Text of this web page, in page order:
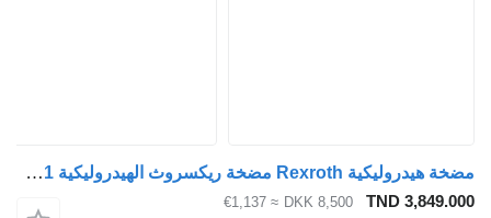
مضخة هيدروليكية Rexroth مضخة ريكسروث الهيدروليكية EP649HD / 90980961 لـ الشاحنات
TND 3,849.000
DKK 8,500
≈ €1,137